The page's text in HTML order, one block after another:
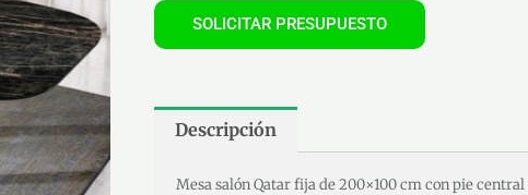
SOLICITAR PRESUPUESTO
Descripción
Mesa salón Qatar fija de 200×100 cm con pie